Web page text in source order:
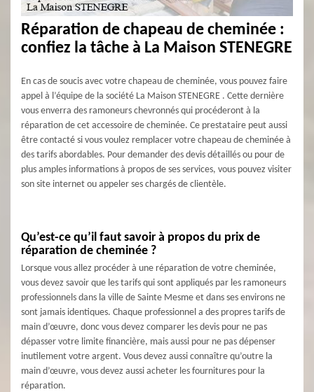
Réparation de chapeau de cheminée :
confiez la tâche à La Maison STENEGRE
En cas de soucis avec votre chapeau de cheminée, vous pouvez faire
appel à l’équipe de la société La Maison STENEGRE . Cette dernière
vous enverra des ramoneurs chevronnés qui procéderont à la
réparation de cet accessoire de cheminée. Ce prestataire peut aussi
être contacté si vous voulez remplacer votre chapeau de cheminée à
des tarifs abordables. Pour demander des devis détaillés ou pour de
plus amples informations à propos de ses services, vous pouvez visiter
son site internet ou appeler ses chargés de clientèle.
Qu’est-ce qu’il faut savoir à propos du prix de
réparation de cheminée ?
Lorsque vous allez procéder à une réparation de votre cheminée,
vous devez savoir que les tarifs qui sont appliqués par les ramoneurs
professionnels dans la ville de Sainte Mesme et dans ses environs ne
sont jamais identiques. Chaque professionnel a des propres tarifs de
main d’œuvre, donc vous devez comparer les devis pour ne pas
dépasser votre limite financière, mais aussi pour ne pas dépenser
inutilement votre argent. Vous devez aussi connaître qu’outre la
main d’œuvre, vous devez aussi acheter les fournitures pour la
réparation.